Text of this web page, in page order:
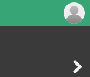
